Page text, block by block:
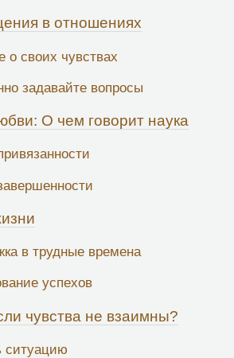
в отношениях
о своих чувствах
задавайте вопросы
О чем говорит наука
в трудные времена
успехов
чувства не взаимны?
ситуацию